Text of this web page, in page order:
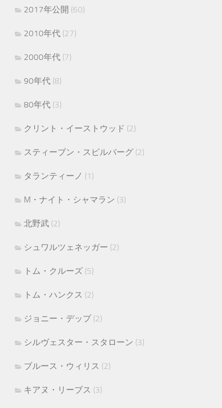
2017年公開 (60)
2010年代 (27)
2000年代 (7)
90年代 (8)
80年代 (3)
クリント・イーストウッド (2)
スティーブン・スピルバーグ (2)
タランティーノ (1)
M・ナイト・シャマラン (3)
北野武 (2)
シュワルツェネッガー (2)
トム・クルーズ (5)
トム・ハンクス (2)
ジョニー・デップ(2)
シルヴェスター・スタローン (3)
ブルース・ウィリス (2)
キアヌ・リーブス (3)